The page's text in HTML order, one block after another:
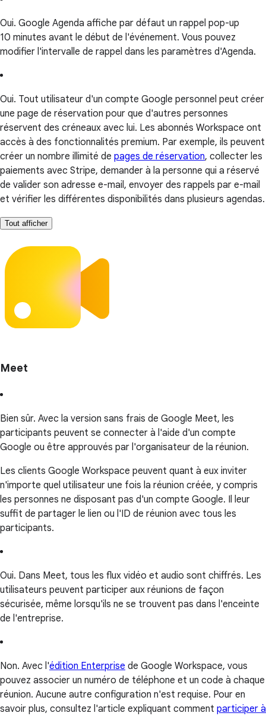
Oui. Google Agenda affiche par défaut un rappel pop-up
10 minutes avant le début de l'événement. Vous pouvez
modifier l'intervalle de rappel dans les paramètres d'Agenda.
Oui. Tout utilisateur d'un compte Google personnel peut créer
une page de réservation pour que d'autres personnes
réservent des créneaux avec lui. Les abonnés Workspace ont
accès à des fonctionnalités premium. Par exemple, ils peuvent
créer un nombre illimité de pages de réservation, collecter les
paiements avec Stripe, demander à la personne qui a réservé
de valider son adresse e-mail, envoyer des rappels par e-mail
et vérifier les différentes disponibilités dans plusieurs agendas.
Tout afficher
Meet
Bien sûr. Avec la version sans frais de Google Meet, les
participants peuvent se connecter à l'aide d'un compte
Google ou être approuvés par l'organisateur de la réunion.
Les clients Google Workspace peuvent quant à eux inviter
n'importe quel utilisateur une fois la réunion créée, y compris
les personnes ne disposant pas d'un compte Google. Il leur
suffit de partager le lien ou l'ID de réunion avec tous les
participants.
Oui. Dans Meet, tous les flux vidéo et audio sont chiffrés. Les
utilisateurs peuvent participer aux réunions de façon
sécurisée, même lorsqu'ils ne se trouvent pas dans l'enceinte
de l'entreprise.
Non. Avec l'édition Enterprise de Google Workspace, vous
pouvez associer un numéro de téléphone et un code à chaque
réunion. Aucune autre configuration n'est requise. Pour en
savoir plus, consultez l'article expliquant comment participer à